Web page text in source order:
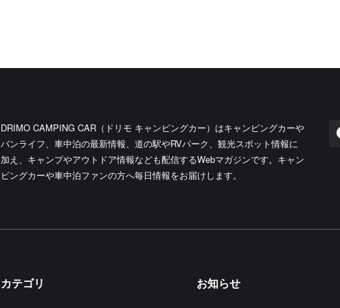
DRIMO CAMPING CAR（ドリモ キャンピングカー）はキャンピングカーや
バンライフ、車中泊の最新情報、道の駅やRVパーク、観光スポット情報に
加え、キャンプやアウトドア情報なども配信するWebマガジンです。キャン
ピングカーや車中泊ファンの方へ毎日情報をお届けします。
カテゴリ お知らせ